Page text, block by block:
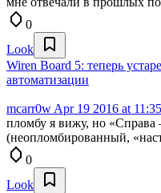
0
Look
Wiren Board 5: теперь
автоматизации
mcarr0w Apr 19 2016 at 11:35
пломбу я вижу, но
(неопломбированный,
0
Look